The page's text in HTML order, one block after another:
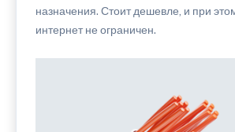
назначения. Стоит дешевле, и при
интернет не ограничен.